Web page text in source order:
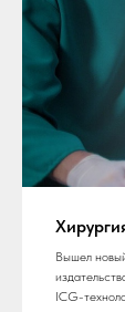
Вышел
ICG-